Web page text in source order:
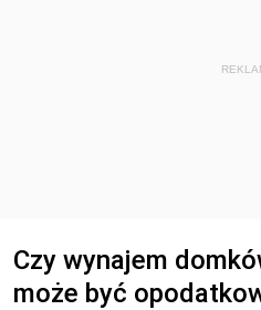
Czy wynajem
może być